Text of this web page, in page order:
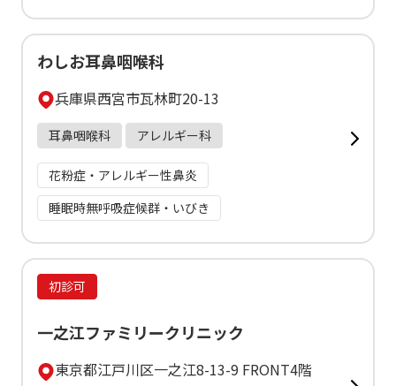
わしお耳鼻咽喉科
兵庫県西宮市瓦林町20-13
耳鼻咽喉科 アレルギー科
花粉症・アレルギー性鼻炎
睡眠時無呼吸症候群・いびき
初診可
一之江ファミリークリニック
東京都江戸川区一之江8-13-9 FRONT4階